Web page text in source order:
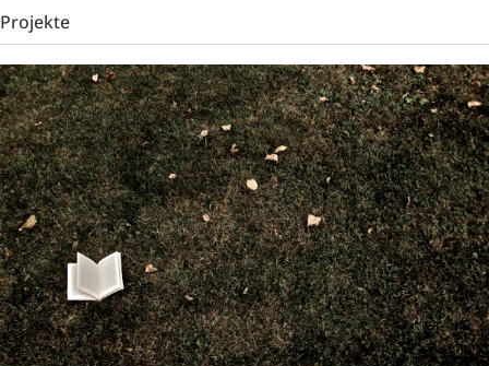
Projekte